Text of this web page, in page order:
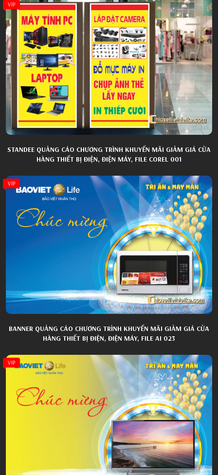
VIP
STANDEE QUẢNG CÁO CHƯƠNG TRÌNH KHUYẾN MÃI GIẢM GIÁ CỬA
HÀNG THIẾT BỊ ĐIỆN, ĐIỆN MÁY, FILE COREL 001
VIP
BANNER QUẢNG CÁO CHƯƠNG TRÌNH KHUYẾN MÃI GIẢM GIÁ CỬA
HÀNG THIẾT BỊ ĐIỆN, ĐIỆN MÁY, FILE AI 023
VIP